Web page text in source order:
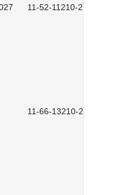
11-52-11210-2702
11-66-13210-2701